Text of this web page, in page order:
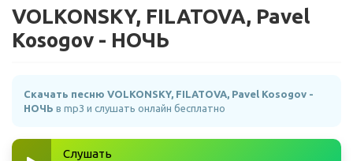
VOLKONSKY, FILATOVA, Pavel
Kosogov - НОЧЬ
Скачать песню VOLKONSKY, FILATOVA, Pavel Kosogov -
НОЧЬ в mp3 и слушать онлайн бесплатно
Слушать